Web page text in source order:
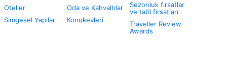
Oteller
Simgesel Yapılar
Oda ve Kahvaltılar
Konukevleri
Sezonluk fırsatlar
ve tatil fırsatları
Traveller Review
Awards